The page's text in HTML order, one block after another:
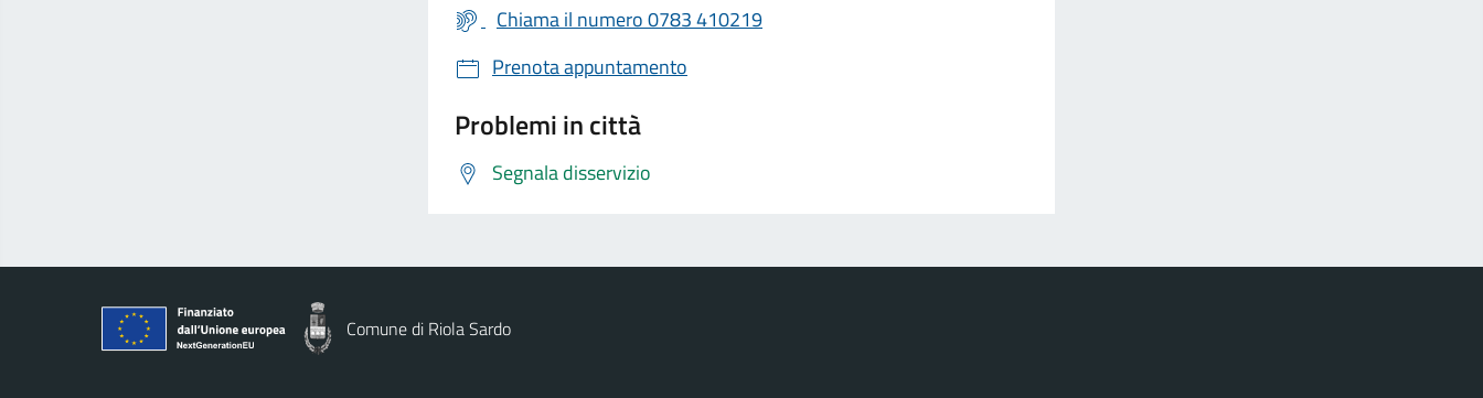
Chiama il numero 0783 410219
Prenota appuntamento
Problemi in città
Segnala disservizio
Comune di Riola Sardo